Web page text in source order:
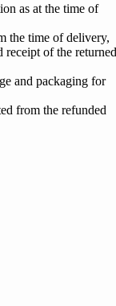
as at the time of
the time of delivery,
of the returned
and packaging for
from the refunded